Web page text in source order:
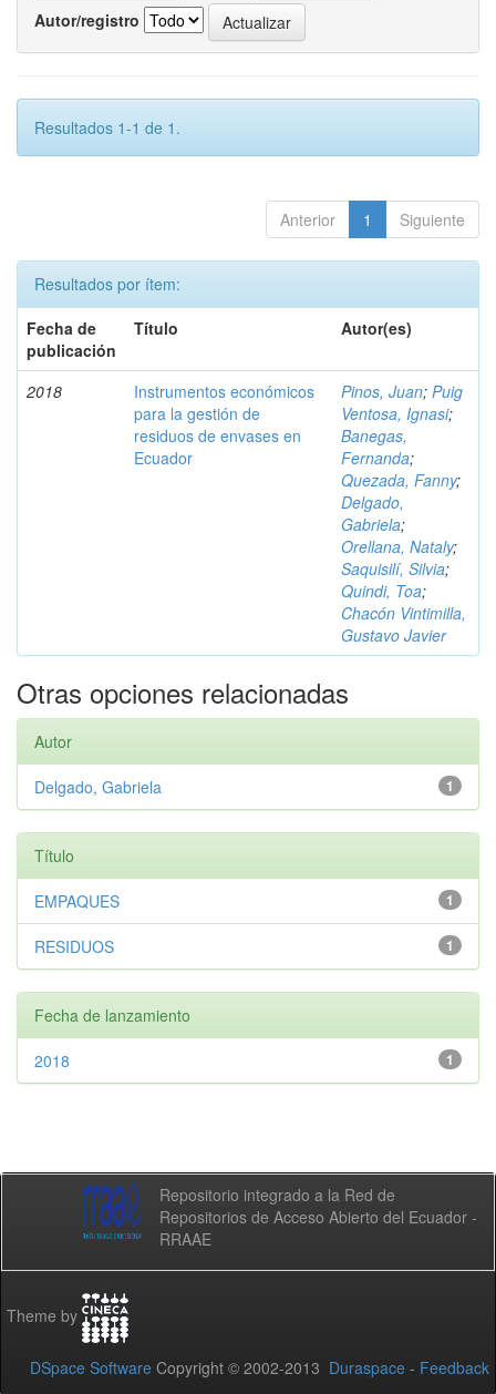
Autor/registro
Resultados 1-1 de 1.
Anterior 1 Siguiente
Resultados por ítem:
Fecha de
publicación
Título Autor(es)
2018
Instrumentos económicos
para la gestión de
residuos de envases en
Ecuador
Pinos, Juan; Puig
Ventosa, Ignasi;
Banegas,
Fernanda;
Quezada, Fanny;
Delgado,
Gabriela;
Orellana, Nataly;
Saquisilí, Silvia;
Quindi, Toa;
Chacón Vintimilla,
Gustavo Javier
Otras opciones relacionadas
Autor
1
Delgado, Gabriela
Título
1
EMPAQUES
1
RESIDUOS
Fecha de lanzamiento
1
2018
Repositorio integrado a la Red de
Repositorios de Acceso Abierto del Ecuador -
RRAAE
Theme by
DSpace Software Copyright © 2002-2013 Duraspace - Feedback